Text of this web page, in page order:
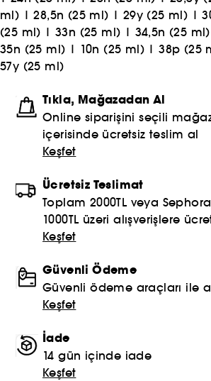
ml) |28,5n (25 ml) | 29y (25 ml) |
(25 ml) |33n (25 ml) | 34,5n (25 ml)
35n (25 ml) | 10n (25 ml) |38p (25
57y (25 ml)
Tıkla, Mağazadan Al
Online siparişini seçili
içerisinde ücretsiz teslim al
Keşfet
Ücretsiz Teslimat
Toplam 2000TL veya
1000TL üzeri alışverişlere
Keşfet
Güvenli Ödeme
Güvenli ödeme araçları ile
Keşfet
İade
14 gün içinde iade
Keşfet